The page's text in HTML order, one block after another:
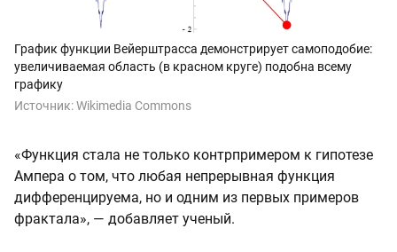
График функции Вейерштрасса демонстрирует самоподобие:
увеличиваемая область (в красном круге) подобна всему
графику
Источник:Wikimedia Commons
«Функция стала не только контрпримером к гипотезе
Ампера о том, что любая непрерывная функция
дифференцируема, но и одним из первых примеров
фрактала», — добавляет ученый.